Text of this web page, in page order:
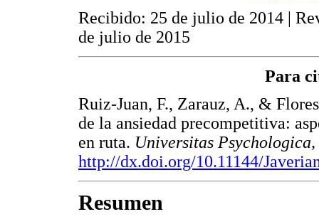
Recibido: 25 de julio de 2014 |
de julio de 2015
Para
Ruiz-Juan, F., Zarauz, A., &
de la ansiedad precompetitiva:
en ruta. Universitas
http://dx.doi.org/10.11144/
Resumen